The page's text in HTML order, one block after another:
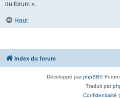
du forum ».
Haut
Index du forum
Développé parphpBB®
Traduit par
Confidentialité |